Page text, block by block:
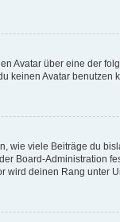
Avatar über eine der
keinen Avatar benutzen
wie viele Beiträge du
Board-Administration
deinen Rang unter